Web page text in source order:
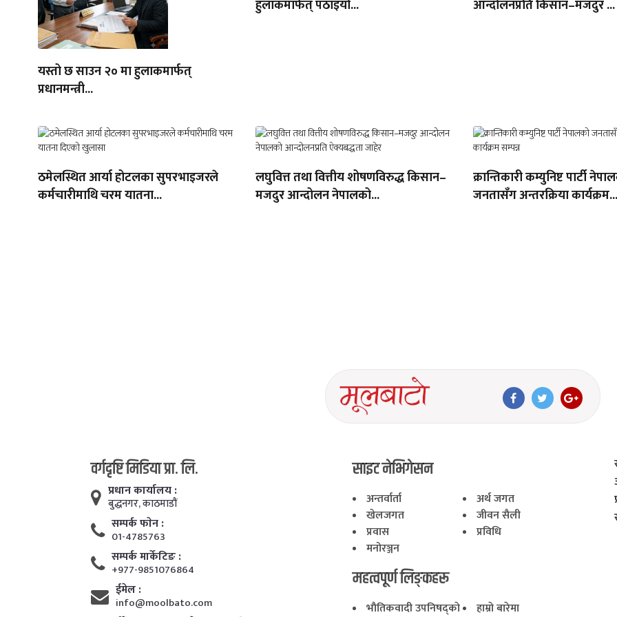
यस्तो छ साउन २० मा हुलाकमार्फत्
प्रधानमन्त्री...
हुलाकमार्फत् पठाइयो...
आन्दोलनप्रति किसान–मजदुर ...
ठमेलस्थित आर्या होटलका सुपरभाइजरले
कर्मचारीमाथि चरम यातना...
लघुवित्त तथा वित्तीय शोषणविरुद्ध किसान–
मजदुर आन्दोलन नेपालको...
क्रान्तिकारी कम्युनिष्ट पार्टी
जनतासँग अन्तरक्रिया कार्यक्रम...
वर्गदृष्टि मिडिया प्रा. लि.
प्रधान कार्यालय :
बुद्धनगर, काठमाडाैं
सम्पर्क फाेन :
01-4785763
सम्पर्क मार्केटिङ :
+977-9851076864
ईमेल :
info@moolbato.com
साइट नेभिगेसन
अन्तर्वार्ता
अर्थ जगत
खेलजगत
जीवन सैली
प्रवास
प्रविधि
मनोरञ्जन
महत्वपूर्ण लिङ्कहरू
भाैतिकवादी उपनिषद्काे
हाम्राे बारेमा